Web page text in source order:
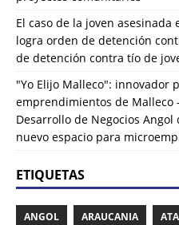
El caso de la joven asesinada
logra orden de detención
de detención contra tío de
"Yo Elijo Malleco": innovador
emprendimientos de Malleco
Desarrollo de Negocios
nuevo espacio para
ETIQUETAS
ANGOL ARAUCANIA